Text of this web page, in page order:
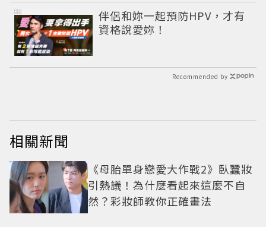
伴侶和妳一起預防HPV，才有
資格說愛妳！
PR
Recommended by
相關新聞
《母胎單身戀愛大作戰2》臥蠶妝
引熱議！為什麼看起來這麼不自
然？彩妝師教你正確畫法